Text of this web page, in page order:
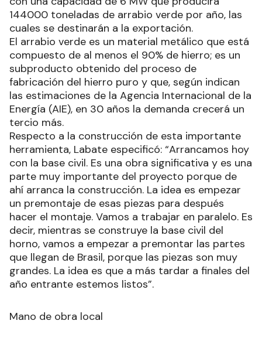
144000 toneladas de arrabio verde por año, las
cuales se destinarán a la exportación.
El arrabio verde es un material metálico que está
compuesto de al menos el 90% de hierro; es un
subproducto obtenido del proceso de
fabricación del hierro puro y que, según indican
las estimaciones de la Agencia Internacional de la
Energía (AIE), en 30 años la demanda crecerá un
tercio más.
Respecto a la construcción de esta importante
herramienta, Labate especificó: “Arrancamos hoy
con la base civil. Es una obra significativa y es una
parte muy importante del proyecto porque de
ahí arranca la construcción. La idea es empezar
un premontaje de esas piezas para después
hacer el montaje. Vamos a trabajar en paralelo. Es
decir, mientras se construye la base civil del
horno, vamos a empezar a premontar las partes
que llegan de Brasil, porque las piezas son muy
grandes. La idea es que a más tardar a finales del
año entrante estemos listos”.
Mano de obra local